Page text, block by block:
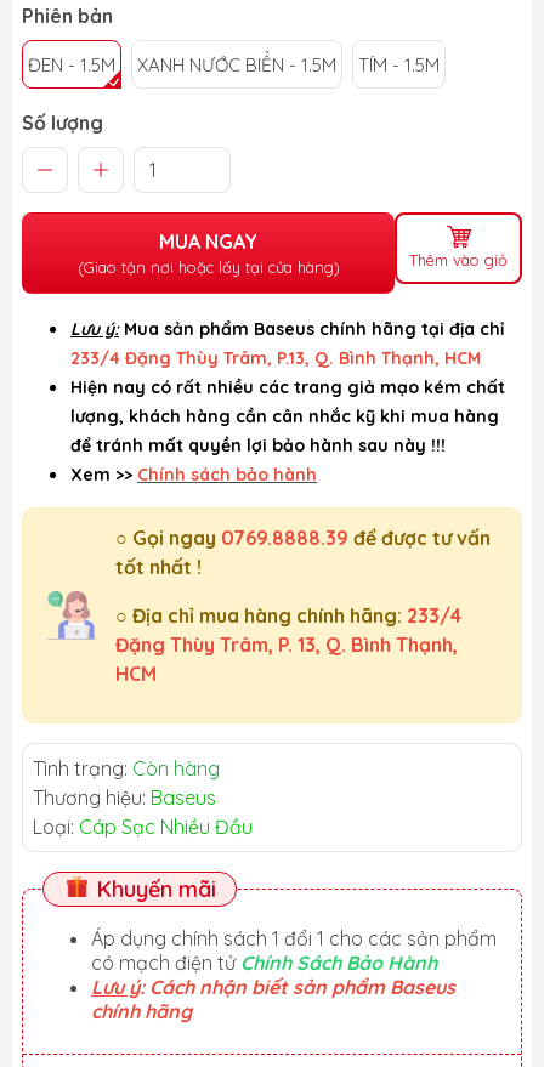
Phiên bản
ĐEN - 1.5M XANH NƯỚC BIỂN - 1.5M TÍM - 1.5M
Số lượng
MUA NGAY
(Giao tận nơi hoặc lấy tại cửa hàng) Thêm vào giỏ
Lưu ý: Mua sản phẩm Baseus chính hãng tại địa chỉ
233/4 Đặng Thùy Trâm, P.13, Q. Bình Thạnh, HCM
Hiện nay có rất nhiều các trang giả mạo kém chất
lượng, khách hàng cần cân nhắc kỹ khi mua hàng
để tránh mất quyền lợi bảo hành sau này !!!
Xem >> Chính sách bảo hành
○ Gọi ngay 0769.8888.39 để được tư vấn
tốt nhất !
○ Địa chỉ mua hàng chính hãng: 233/4
Đặng Thùy Trâm, P. 13, Q. Bình Thạnh,
HCM
Tình trạng: Còn hàng
Thương hiệu: Baseus
Loại: Cáp Sạc Nhiều Đầu
Khuyến mãi
Áp dụng chính sách 1 đổi 1 cho các sản phẩm
có mạch điện tử Chính Sách Bảo Hành
Lưu ý: Cách nhận biết sản phẩm Baseus
chính hãng